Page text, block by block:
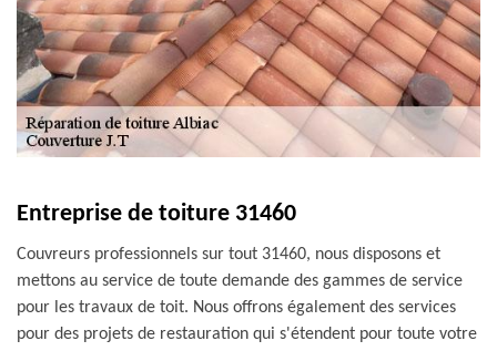
Entreprise de toiture 31460
Couvreurs professionnels sur tout 31460, nous disposons et
mettons au service de toute demande des gammes de service
pour les travaux de toit. Nous offrons également des services
pour des projets de restauration qui s'étendent pour toute votre